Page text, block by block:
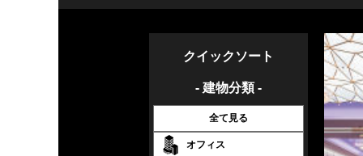
クイックソート
- 建物分類 -
全て見る
オフィス